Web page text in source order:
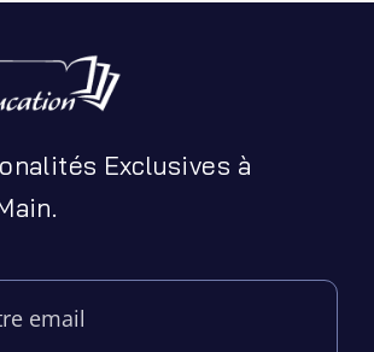
Exclusives à